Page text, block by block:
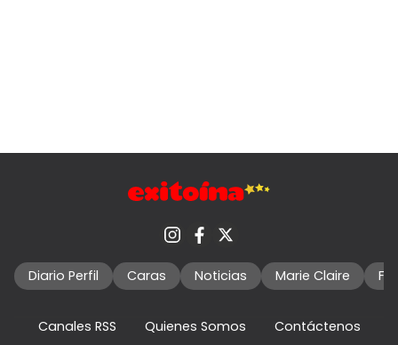
Diario Perfil Caras Noticias Marie Claire
Canales RSS Quienes Somos
Contáctenos